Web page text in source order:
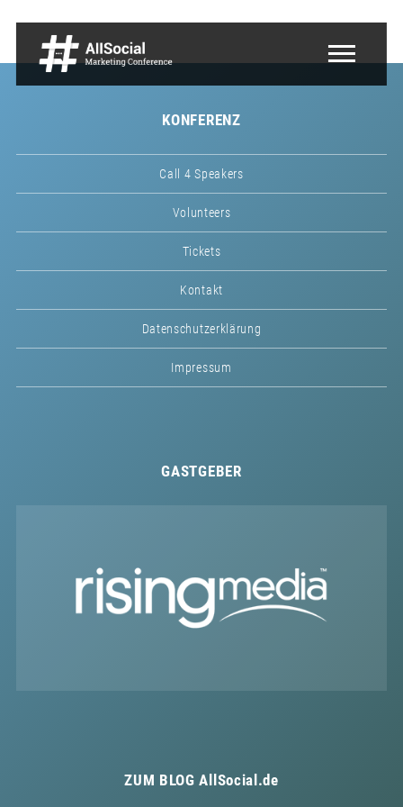
KONFERENZ
Call 4 Speakers
Volunteers
Tickets
Kontakt
Datenschutzerklärung
Impressum
GASTGEBER
ZUM BLOGAllSocial.de